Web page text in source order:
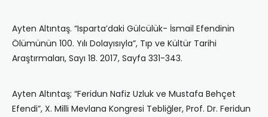
Ayten Altıntaş. “Isparta’daki Gülcülük- İsmail Efendinin
Ölümünün 100. Yılı Dolayısıyla”, Tıp ve Kültür Tarihi
Araştırmaları, Sayı 18. 2017, Sayfa 331-343.
Ayten Altıntaş; “Feridun Nafiz Uzluk ve Mustafa Behçet
Efendi”, X. Milli Mevlana Kongresi Tebliğler, Prof. Dr. Feridun